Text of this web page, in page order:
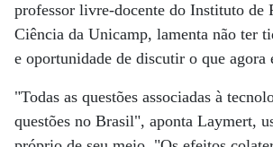
professor livre-docente do Instituto de
Ciência da Unicamp, lamenta não ter
e oportunidade de discutir o que agora
"Todas as questões associadas à
questões no Brasil", aponta Laymert,